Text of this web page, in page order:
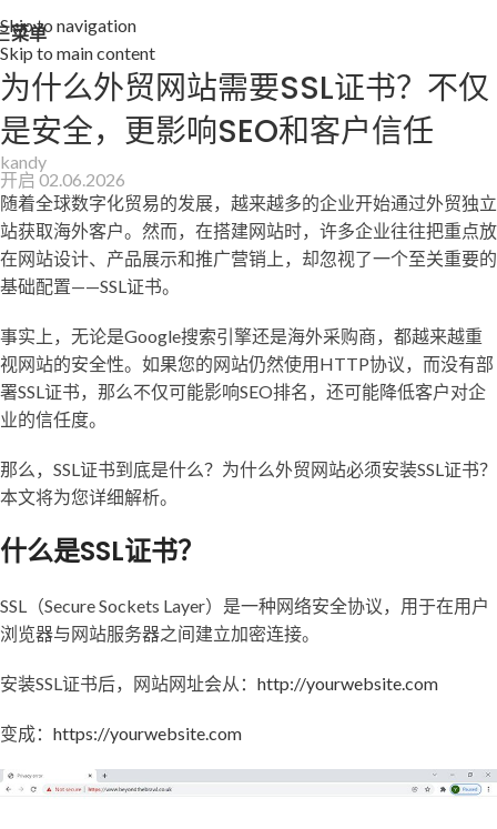
Skip to navigation
Skip to main content
菜单
为什么外贸网站需要SSL证书？不仅
是安全，更影响SEO和客户信任
kandy
开启 02.06.2026
随着全球数字化贸易的发展，越来越多的企业开始通过外贸独立
站获取海外客户。然而，在搭建网站时，许多企业往往把重点放
在网站设计、产品展示和推广营销上，却忽视了一个至关重要的
基础配置——SSL证书。
事实上，无论是Google搜索引擎还是海外采购商，都越来越重
视网站的安全性。如果您的网站仍然使用HTTP协议，而没有部
署SSL证书，那么不仅可能影响SEO排名，还可能降低客户对企
业的信任度。
那么，SSL证书到底是什么？为什么外贸网站必须安装SSL证书？
本文将为您详细解析。
什么是SSL证书？
SSL（Secure Sockets Layer）是一种网络安全协议，用于在用户
浏览器与网站服务器之间建立加密连接。
安装SSL证书后，网站网址会从： http://yourwebsite.com
变成： https://yourwebsite.com